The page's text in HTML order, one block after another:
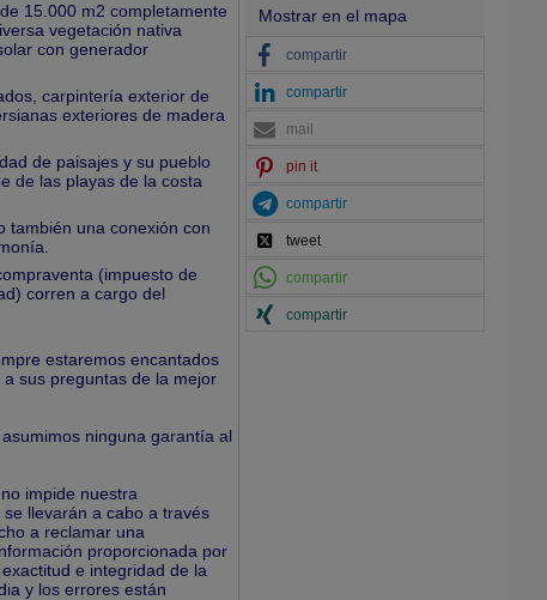
Mostrar en el mapa
compartir
compartir
mail
pin it
compartir
tweet
compartir
compartir
15.000 m2 completamente
vegetación nativa
con generador
carpintería exterior de
exteriores de madera
de paisajes y su pueblo
de las playas de la costa
también una conexión con
(impuesto de
corren a cargo del
estaremos encantados
sus preguntas de la mejor
ninguna garantía al
impide nuestra
llevarán a cabo a través
a reclamar una
proporcionada por
e integridad de la
y los errores están